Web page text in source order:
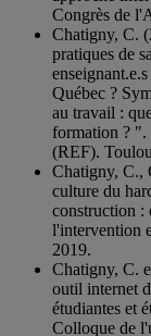
Congrès de
Chatigny, C.
pratiques de
Québec ?
au travail :
formation ? ".
(REF).
Chatigny, C.,
culture du
construction :
l'intervention
2019.
Chatigny, C.
outil internet
étudiantes et
Colloque de